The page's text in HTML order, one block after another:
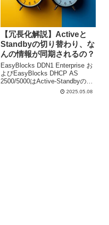
【冗長化解説】Activeと
Standbyの切り替わり、な
んの情報が同期されるの？
EasyBlocks DDN1 Enterprise お
よびEasyBlocks DHCP AS
2500/5000はActive-Standbyの冗
長化に対応したモデルです。 以
2025.05.08